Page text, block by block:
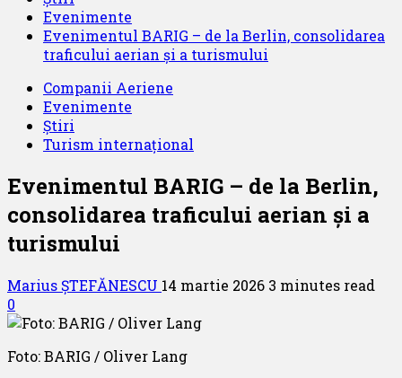
Evenimente
Evenimentul BARIG – de la Berlin, consolidarea
traficului aerian și a turismului
Companii Aeriene
Evenimente
Știri
Turism internațional
Evenimentul BARIG – de la Berlin,
consolidarea traficului aerian și a
turismului
Marius ȘTEFĂNESCU 14 martie 2026 3 minutes read
0
Foto: BARIG / Oliver Lang